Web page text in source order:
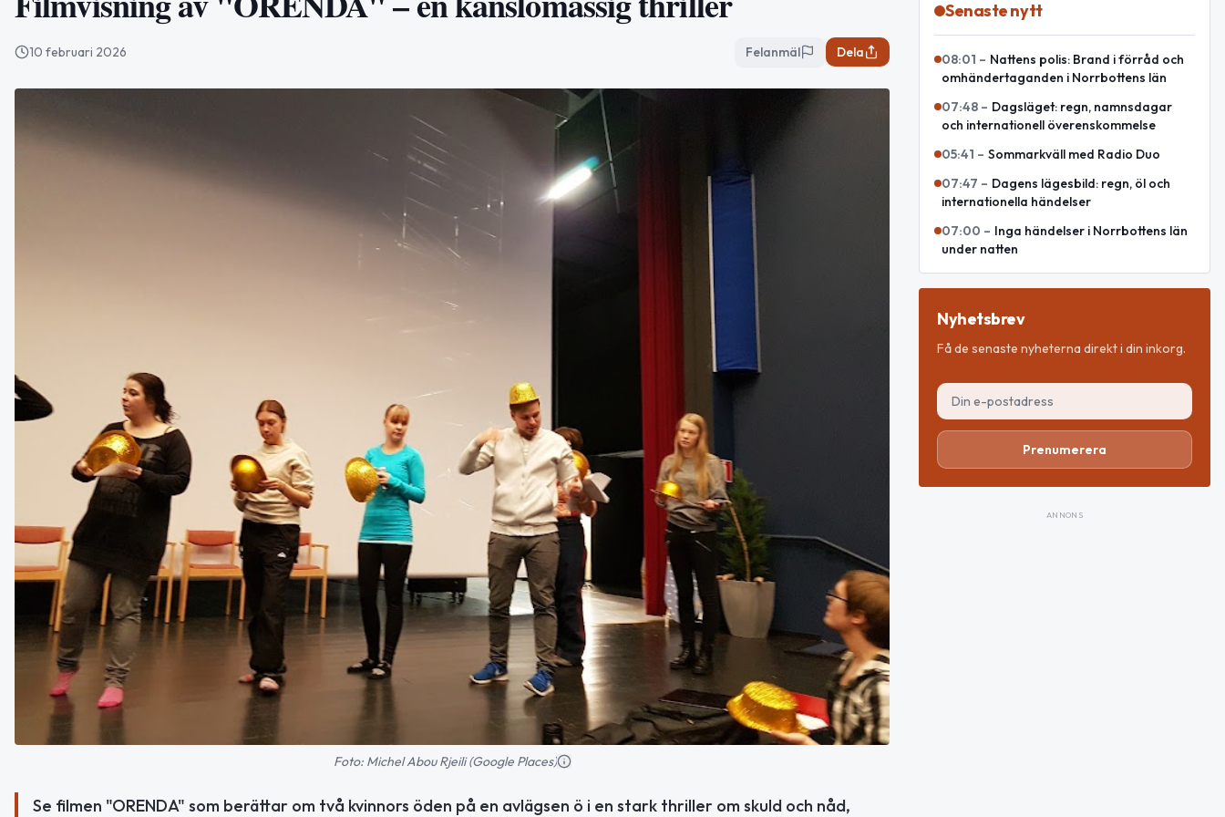
10 februari 2026 Felanmäl Dela
Foto: Michel Abou Rjeili (Google Places)
Se filmen "ORENDA" som berättar om två kvinnors öden på en avlägsen ö i en stark thriller om skuld och nåd,
Senaste nytt
08:01 – Nattens polis: Brand i förråd och
omhändertaganden i Norrbottens län
07:48 – Dagsläget: regn, namnsdagar
och internationell överenskommelse
05:41 – Sommarkväll med Radio Duo
07:47 – Dagens lägesbild: regn, öl och
internationella händelser
07:00 – Inga händelser i Norrbottens län
under natten
Nyhetsbrev
Få de senaste nyheterna direkt i din inkorg.
Prenumerera
ANNONS